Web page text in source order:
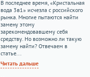
В последнее время, «Кристальная
вода 3в1» исчезла с российского
рынка. Многие пытаются найти
замену этому
зарекомендовавшему себя
средству. Но возможно ли такую
замену найти? Отвечаем в
статье...
Читать дальше